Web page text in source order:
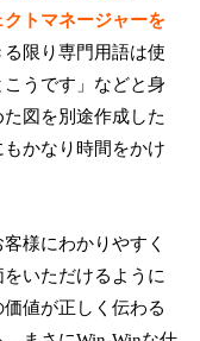
トマネージャーを
る限り専門用語は使
うです」などと身
図を別途作成した
かなり時間をかけ
様にわかりやすく
いただけるように
値が正しく伝わる